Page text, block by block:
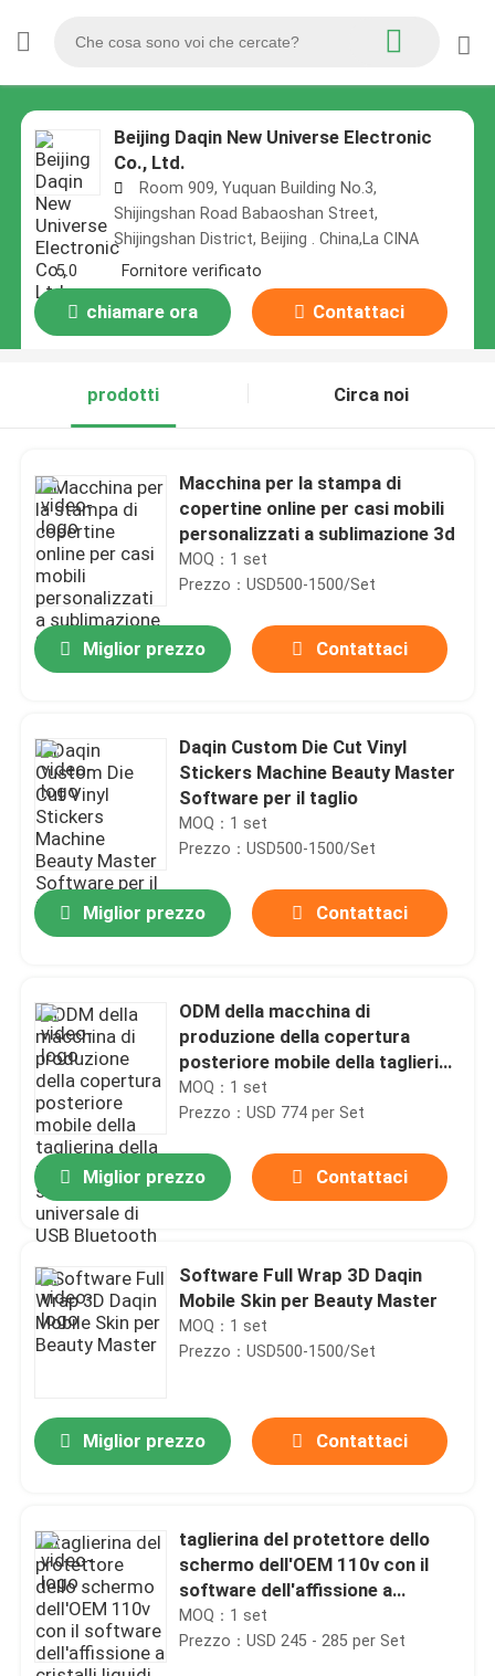
Beijing Daqin New Universe Electronic
Co., Ltd.
Room 909, Yuquan Building No.3,
Shijingshan Road Babaoshan Street,
Shijingshan District, Beijing . China,La CINA
5.0
Fornitore verificato
chiamare ora Contattaci
prodotti Circa noi
Macchina per la stampa di
copertine online per casi mobili
personalizzati a sublimazione 3d
MOQ：1 set
Prezzo：USD500-1500/Set
Miglior prezzo Contattaci
Daqin Custom Die Cut Vinyl
Stickers Machine Beauty Master
Software per il taglio
MOQ：1 set
Prezzo：USD500-1500/Set
Miglior prezzo Contattaci
ODM della macchina di
produzione della copertura
posteriore mobile della taglierina
della pellicola dello schermo
universale di USB Bluetooth
MOQ：1 set
Prezzo：USD 774 per Set
Miglior prezzo Contattaci
Software Full Wrap 3D Daqin
Mobile Skin per Beauty Master
MOQ：1 set
Prezzo：USD500-1500/Set
Miglior prezzo Contattaci
taglierina del protettore dello
schermo dell'OEM 110v con il
software dell'affissione a
cristalli liquidi per qualsiasi
modello mobile
MOQ：1 set
Prezzo：USD 245 - 285 per Set